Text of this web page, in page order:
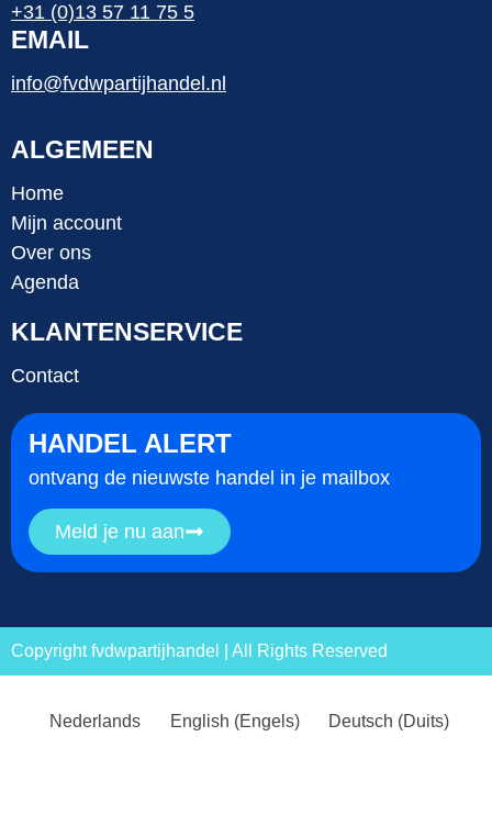
+31 (0)13 57 11 75 5
EMAIL
info@fvdwpartijhandel.nl
ALGEMEEN
Home
Mijn account
Over ons
Agenda
KLANTENSERVICE
Contact
HANDEL ALERT
ontvang de nieuwste handel in je mailbox
Meld je nu aan
Copyright fvdwpartijhandel | All Rights Reserved
Nederlands English (Engels) Deutsch (Duits)